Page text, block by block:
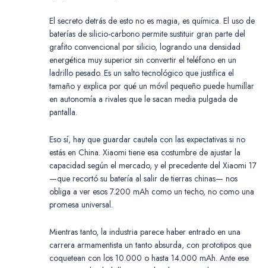
El secreto detrás de esto no es magia, es química. El uso de
baterías de silicio-carbono permite sustituir gran parte del
grafito convencional por silicio, logrando una densidad
energética muy superior sin convertir el teléfono en un
ladrillo pesado. Es un salto tecnológico que justifica el
tamaño y explica por qué un móvil pequeño puede humillar
en autonomía a rivales que le sacan media pulgada de
pantalla.
Eso sí, hay que guardar cautela con las expectativas si no
estás en China. Xiaomi tiene esa costumbre de ajustar la
capacidad según el mercado, y el precedente del Xiaomi 17
—que recortó su batería al salir de tierras chinas— nos
obliga a ver esos 7.200 mAh como un techo, no como una
promesa universal.
Mientras tanto, la industria parece haber entrado en una
carrera armamentista un tanto absurda, con prototipos que
coquetean con los 10.000 o hasta 14.000 mAh. Ante ese